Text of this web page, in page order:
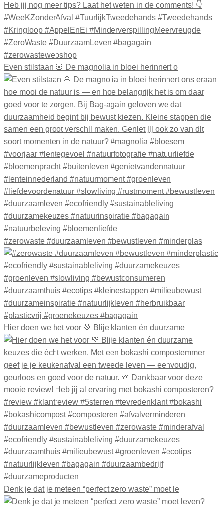
Even stilstaan 🌸 De magnolia in bloei herinnert o
#zerowaste #duurzaamleven #bewustleven #minderplas
Hier doen we het voor 💚 Blije klanten én duurzame
Denk je dat je meteen “perfect zero waste” moet le